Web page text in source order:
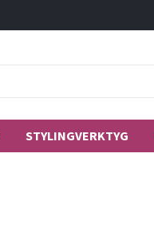
STYLINGVERKTYG